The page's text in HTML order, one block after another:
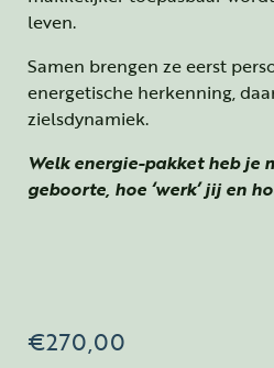
leven.
Samen brengen ze eerst
energetische herkenning,
zielsdynamiek.
Welk energie-pakket heb je
geboorte, hoe ‘werk’ jij en
Original price was:
€270,00Current price